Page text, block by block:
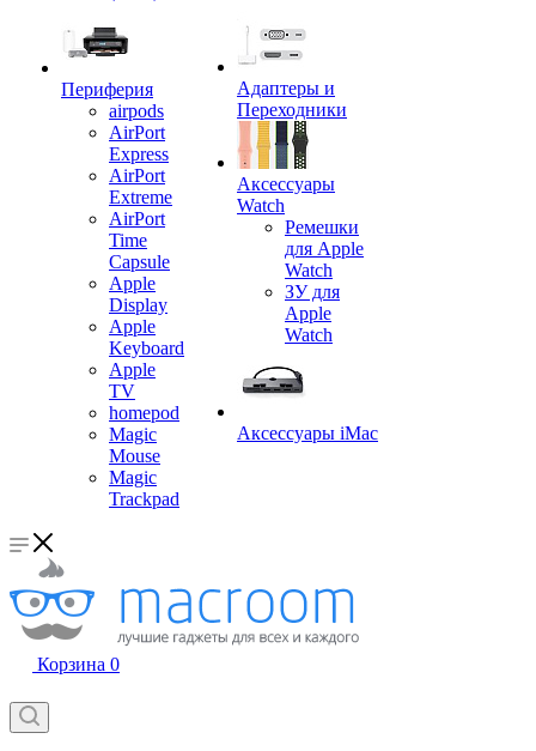
Периферия
airpods
AirPort
Express
AirPort
Extreme
AirPort
Time
Capsule
Apple
Display
Apple
Keyboard
Apple
TV
homepod
Magic
Mouse
Magic
Trackpad
Адаптеры и
Переходники
Аксессуары
Watch
Ремешки
для Apple
Watch
ЗУ для
Apple
Watch
Аксессуары iMac
Корзина 0